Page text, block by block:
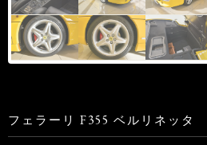
フェラーリ F355 ベルリネッタ